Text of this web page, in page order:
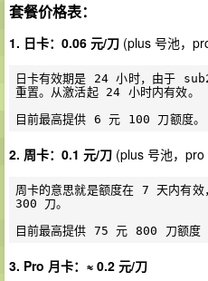
套餐价格表：
1. 日卡：0.06 元/刀 (plus 号池，
日卡有效期是 24 小时，由于
重置。从激活起 24 小时内有效。
2. 周卡：0.1 元/刀 (plus 号池，pro
周卡的意思就是额度在 7 天内有
300 刀。
3. Pro 月卡：≈ 0.2 元/刀